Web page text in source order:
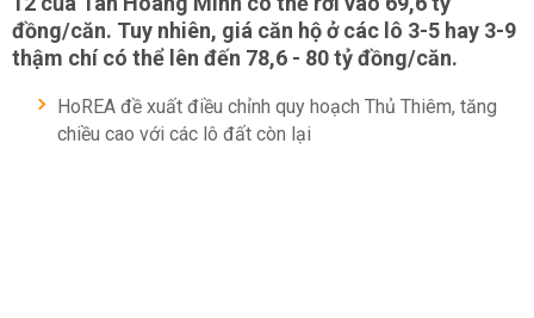
đồng/căn. Tuy nhiên, giá căn hộ ở các lô 3-5 hay 3-9
thậm chí có thể lên đến 78,6 - 80 tỷ đồng/căn.
HoREA đề xuất điều chỉnh quy hoạch Thủ Thiêm, tăng
chiều cao với các lô đất còn lại